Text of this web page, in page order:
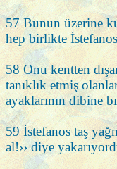
57 Bunun üzerine
hep birlikte
58 Onu kentten
tanıklık etmiş
ayaklarının dibine
59 İstefanos taş
al!›› diye